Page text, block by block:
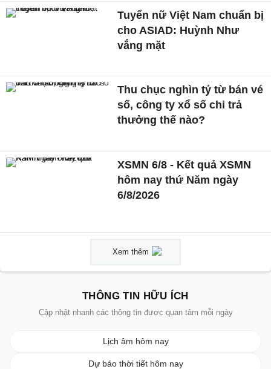
Tuyển nữ Việt Nam chuẩn bị
cho ASIAD: Huỳnh Như
vắng mặt
Thu chục nghìn tỷ từ bán vé
số, công ty xổ số chi trả
thưởng thế nào?
XSMN 6/8 - Kết quả XSMN
hôm nay thứ Năm ngày
6/8/2026
Xem thêm
THÔNG TIN HỮU ÍCH
Cập nhật nhanh các thông tin được quan tâm mỗi ngày
Lịch âm hôm nay
Dự báo thời tiết hôm nay